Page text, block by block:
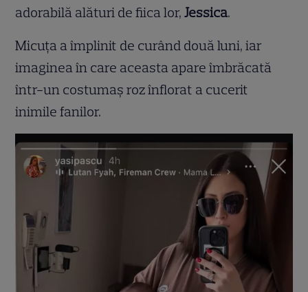
adorabilă alături de fiica lor,Jessica.
Micuța a împlinit de curând două luni, iar
imaginea în care aceasta apare îmbrăcată
într-un costumaș roz înflorat a cucerit
inimile fanilor.